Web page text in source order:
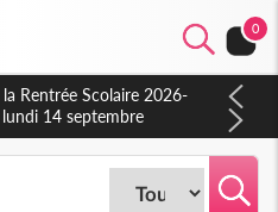
0
le sous-préfet : « La
parcouru et à renouveler
du développement »